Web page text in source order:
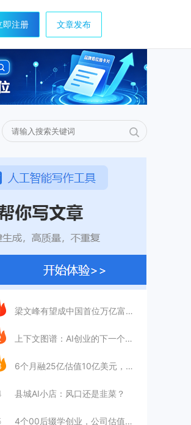
即注册 文章发布
推荐
梁文峰有望成中国首位万亿富豪？AI理工男
上下文图谱：AI创业的下一个万亿赛道
6个月融25亿估值10亿美元，王长虎增长
县城AI小店：风口还是韭菜？
4个00后辍学创业，公司估值4099亿